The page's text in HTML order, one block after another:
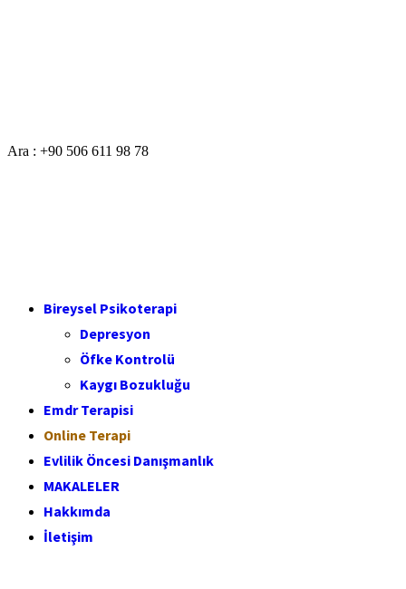
Ara : +90 506 611 98 78
Bireysel Psikoterapi
Depresyon
Öfke Kontrolü
Kaygı Bozukluğu
Emdr Terapisi
Online Terapi
Evlilik Öncesi Danışmanlık
MAKALELER
Hakkımda
İletişim